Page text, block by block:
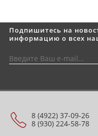
Подпишитесь на
информацию о всех
8 (4922) 37-09-26
8 (930) 224-58-78